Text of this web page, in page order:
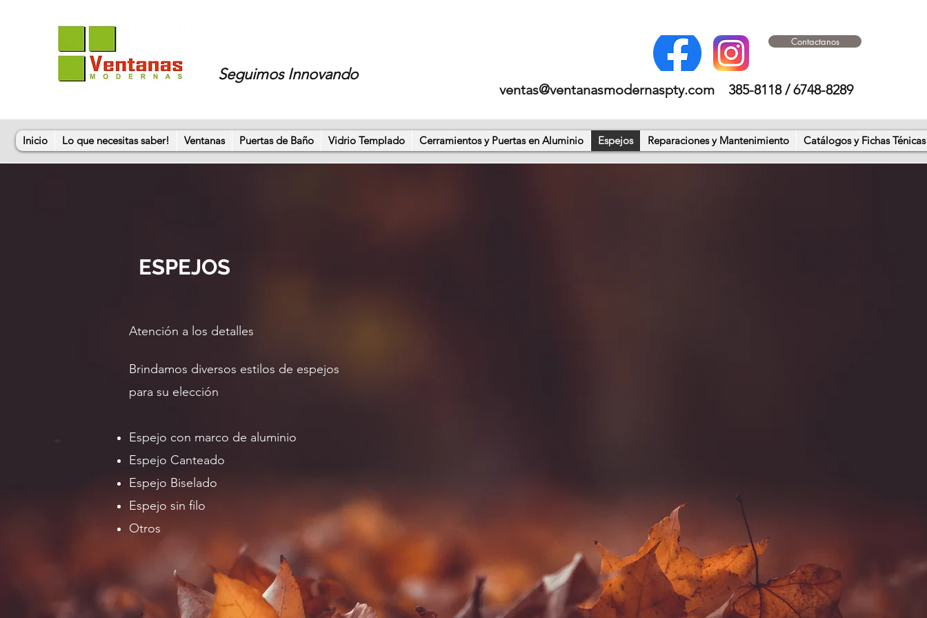
Seguimos Innovando
Contactanos
ventas@ventanasmodernaspty.com 385-8118 / 6748-8289
Inicio Lo que necesitas saber! Ventanas Puertas de Baño Vidrio Templado Cerramientos y Puertas en Aluminio Espejos Reparaciones y Mantenimiento Catálogos y Fichas Ténicas
ESPEJOS
Atención a los detalles
Brindamos diversos estilos de espejos
para su elección
Espejo con marco de aluminio
Espejo Canteado
Espejo Biselado
Espejo sin filo
Otros